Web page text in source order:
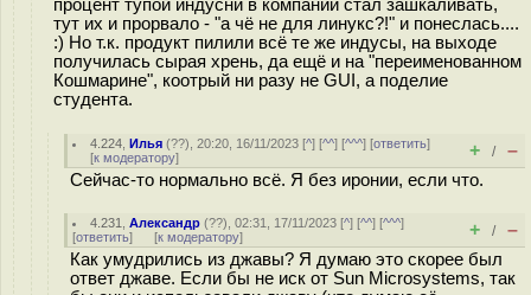
процент тупой индусни в компании стал зашкаливать,
тут их и прорвало - "а чё не для линукс?!" и понеслась....
:) Но т.к. продукт пилили всё те же индусы, на выходе
получилась сырая хрень, да ещё и на "переименованном
Кошмарине", коотрый ни разу не GUI, а поделие
студента.
4.224 ,Илья (??), 20:20, 16/11/2023 [^] [^^] [^^^] [ответить]
[к модератору] + / –
Сейчас-то нормально всё. Я без иронии, если что.
4.231 ,Александр (??), 02:31, 17/11/2023 [^] [^^] [^^^]
[ответить] [к модератору] + / –
Как умудрились из джавы? Я думаю это скорее был
ответ джаве. Если бы не иск от Sun Microsystems, так